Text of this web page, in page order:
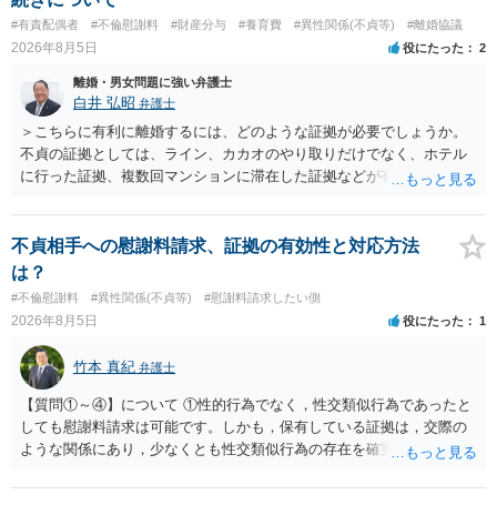
#有責配偶者 #不倫慰謝料 #財産分与 #養育費 #異性関係(不貞等) #離婚協議
2026年8月5日 役にたった 2
離婚・男女問題に強い弁護士
白井 弘昭 弁護士
＞こちらに有利に離婚するには、どのような証拠が必要でしょうか。
不貞の証拠としては、ライン、カカオのやり取りだけでなく、ホテル
に行った証拠、複数回マンションに滞在した証拠などが有効です。 不
婚する、慰謝料をとるなど）ことができると思われます。 ただし、不
貞発覚後、長期間同居を続けると、不貞を許したとの評価につながる
場合がありますので、ご注意ください。 以上、ご参考まで。
不貞相手への慰謝料請求、証拠の有効性と対応方法
は？
#不倫慰謝料 #異性関係(不貞等) #慰謝料請求したい側
2026年8月5日 役にたった 1
竹本 真紀 弁護士
【質問①～④】について ①性的行為でなく，性交類似行為であったと
しても慰謝料請求は可能です。しかも，保有している証拠は，交際の
ような関係にあり，少なくとも性交類似行為の存在を確実に証明でき
ことを窺わせるものです。）。ですから，慰謝料請求を進めることで